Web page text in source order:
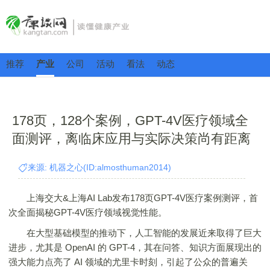
推荐 产业 公司 活动 看法 动态
178页，128个案例，GPT-4V医疗领域全
面测评，离临床应用与实际决策尚有距离
来源: 机器之心(ID:almosthuman2014)
上海交大&上海AI Lab发布178页GPT-4V医疗案例测评，首
次全面揭秘GPT-4V医疗领域视觉性能。
在大型基础模型的推动下，人工智能的发展近来取得了巨大
进步，尤其是 OpenAI 的 GPT-4，其在问答、知识方面展现出的
强大能力点亮了 AI 领域的尤里卡时刻，引起了公众的普遍关